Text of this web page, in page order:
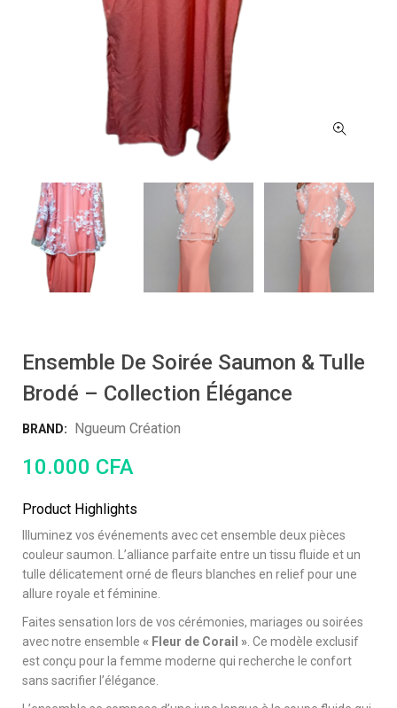
Ensemble De Soirée Saumon & Tulle
Brodé – Collection Élégance
BRAND: Ngueum Création
10.000 CFA
Product Highlights
Illuminez vos événements avec cet ensemble deux pièces
couleur saumon. L’alliance parfaite entre un tissu fluide et un
tulle délicatement orné de fleurs blanches en relief pour une
allure royale et féminine.
Faites sensation lors de vos cérémonies, mariages ou soirées
avec notre ensemble « Fleur de Corail » . Ce modèle exclusif
est conçu pour la femme moderne qui recherche le confort
sans sacrifier l’élégance.